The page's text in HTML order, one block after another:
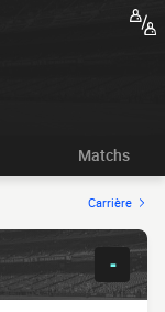
Matchs
Carrière
-